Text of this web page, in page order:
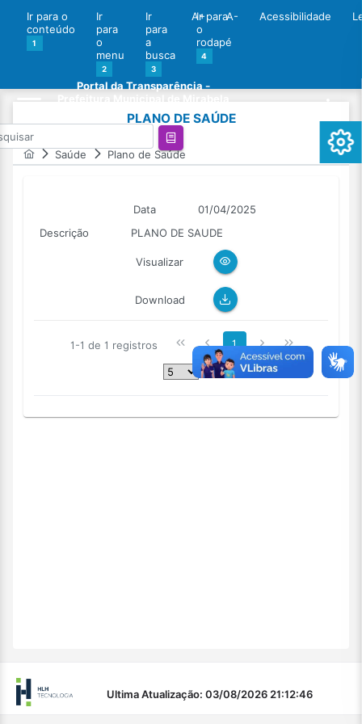
Ir para o
conteúdo
1
Ir
para
o
menu
2
Ir
para
a
busca
3
Ir para
o
rodapé
4
A+ A- Acessibilidade
Portal da Transparência -
PLANO DE SAÚDE
Saúde Plano de Saúde
Data
01/04/2025
Descrição
PLANO DE SAUDE
Visualizar
Download
1-1 de 1 registros 1
Ultima Atualização: 03/08/2026 21:12:46